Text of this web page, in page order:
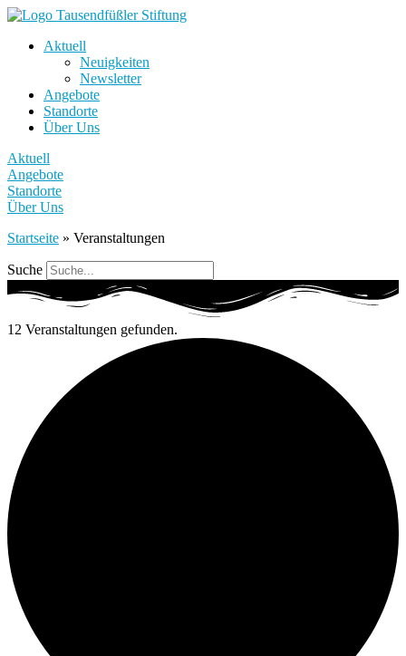
Aktuell
Neuigkeiten
Newsletter
Angebote
Standorte
Über Uns
Aktuell
Angebote
Standorte
Über Uns
Startseite » Veranstaltungen
Suche
12 Veranstaltungen gefunden.